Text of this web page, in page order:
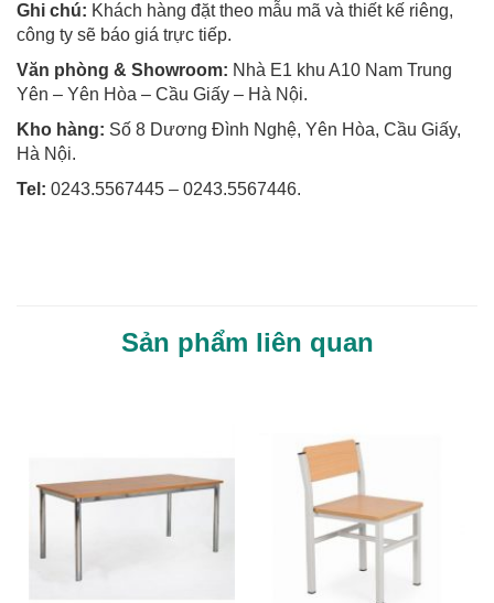
Ghi chú: Khách hàng đặt theo mẫu mã và thiết kế riêng,
công ty sẽ báo giá trực tiếp.
Văn phòng & Showroom: Nhà E1 khu A10 Nam Trung
Yên – Yên Hòa – Cầu Giấy – Hà Nội.
Kho hàng: Số 8 Dương Đình Nghệ, Yên Hòa, Cầu Giấy,
Hà Nội.
Tel: 0243.5567445 – 0243.5567446.
Sản phẩm liên quan